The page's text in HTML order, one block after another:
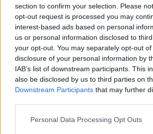
section to confirm your selection. Please
opt-out request is processed you may
interest-based ads based on personal
us or personal information disclosed to
your opt-out. You may separately opt-out
disclosure of your personal information by
IAB’s list of downstream participants. This
also be disclosed by us to third parties on
Downstream Participants that may further
Personal Data Processing Opt Outs
Τόλης Λελεκίδης